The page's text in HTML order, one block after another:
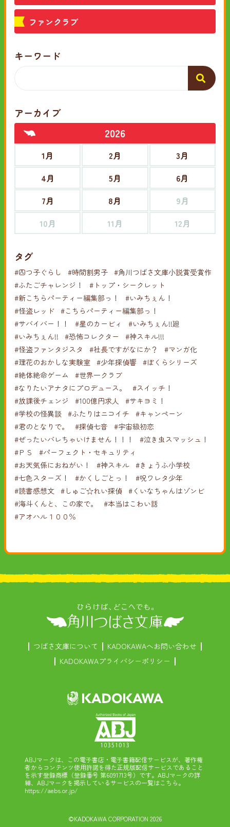
ファンクラブ
キーワード
アーカイブ
2026
1月 2月
3月
4月
5月
6月
7月
8月
9月
10月
11月 12月
タグ
#四つ子ぐらし #時間割男子 #角川つばさ文庫小説賞受賞作
#ふたごチャレンジ！
#トップ・シークレット
#新こちらパーティー編集部っ！
#いみちぇん！
#怪盗レッド #こちらパーティー編集部っ！
#サバイバー！！
#星のカービィ
#いみちぇん!!廻
#いみちぇん!!
#恐怖コレクター
#神スキル!!!
#怪盗ファンタジスタ
#社長ですがなにか？
#マンガ化
#理花のおかしな実験室 #少年探偵響
#ぼくらシリーズ
#絶体絶命ゲーム
#世界一クラブ
#なりたいアナタにプロデュース。
#スイッチ！
#放課後チェンジ
#100億円求人
#サキヨミ！
#学校の怪異談 #ふたりはニコイチ
#キャンペーン
#君のとなりで。
#探偵七音
#宇宙級初恋
#ぜったいバレちゃいけません！！！
#泣き虫スマッシュ！
#ＰＳ
#パーフェクト・セキュリティ
#お天気係におねがい！
#神スキル #きょうふ小学校
#七色スターズ！
#かくしごとっ！
#呪ワレタ少年
#読書感想文
#しゅご☆れい探偵 #くいなちゃんはゾンビ
#海斗くんと、この家で。
#本当はこわい話
#アオハル１００％
つばさ文庫について
KADOKAWAへお問い合わせ
KADOKAWAプライバシーポリシー
ABJマークは、この電子書店・電子書籍配信サービスが、著作権
者からコンテンツ使用許諾を得た正規版配信サービスであること
を示す登録商標（登録番号 第6091713号）です。ABJマークの詳
細、ABJマークを掲示しているサービスの一覧はこちら。
https://aebs.or.jp/
©KADOKAWA CORPORATION 2026